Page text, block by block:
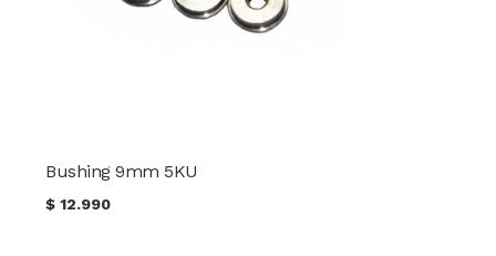
Bushing 9mm 5KU
$12.990